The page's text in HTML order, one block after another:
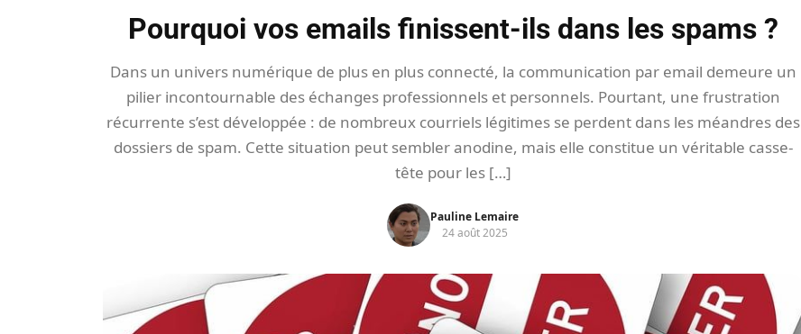
Pourquoi vos emails finissent-ils dans les spams ?
Dans un univers numérique de plus en plus connecté, la communication par email demeure un
pilier incontournable des échanges professionnels et personnels. Pourtant, une frustration
récurrente s’est développée : de nombreux courriels légitimes se perdent dans les méandres des
dossiers de spam. Cette situation peut sembler anodine, mais elle constitue un véritable casse-
tête pour les […]
Pauline Lemaire
24 août 2025